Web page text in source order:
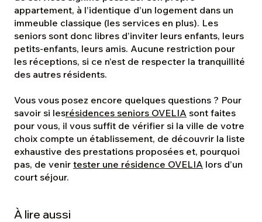
appartement, à l’identique d’un logement dans un
immeuble classique (les services en plus). Les
seniors sont donc libres d’inviter leurs enfants, leurs
petits-enfants, leurs amis. Aucune restriction pour
les réceptions, si ce n’est de respecter la tranquillité
des autres résidents.
Vous vous posez encore quelques questions ? Pour
savoir si lesrésidences seniors OVELIA sont faites
pour vous, il vous suffit de vérifier si la ville de votre
choix compte un établissement, de découvrir la liste
exhaustive des prestations proposées et, pourquoi
pas, de venir tester une résidence OVELIA lors d’un
court séjour.
À lire aussi